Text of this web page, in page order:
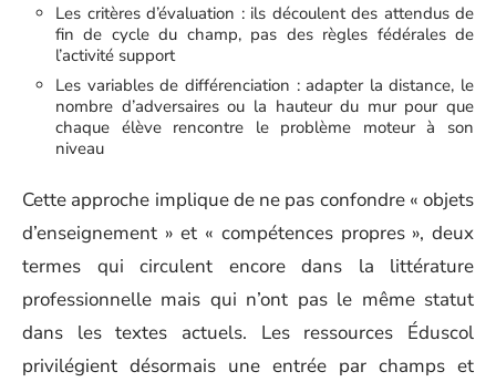
Les critères d’évaluation : ils découlent des attendus de
fin de cycle du champ, pas des règles fédérales de
l’activité support
Les variables de différenciation : adapter la distance, le
nombre d’adversaires ou la hauteur du mur pour que
chaque élève rencontre le problème moteur à son
niveau
Cette approche implique de ne pas confondre « objets
d’enseignement » et « compétences propres », deux
termes qui circulent encore dans la littérature
professionnelle mais qui n’ont pas le même statut
dans les textes actuels. Les ressources Éduscol
privilégient désormais une entrée par champs et